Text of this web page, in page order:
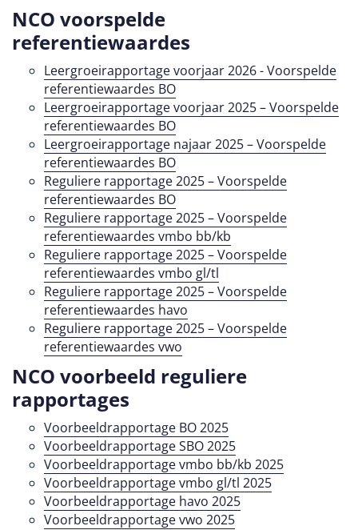
NCO voorspelde
referentiewaardes
Leergroeirapportage voorjaar 2026 - Voorspelde
referentiewaardes BO
Leergroeirapportage voorjaar 2025 – Voorspelde
referentiewaardes BO
Leergroeirapportage najaar 2025 – Voorspelde
referentiewaardes BO
Reguliere rapportage 2025 – Voorspelde
referentiewaardes BO
Reguliere rapportage 2025 – Voorspelde
referentiewaardes vmbo bb/kb
Reguliere rapportage 2025 – Voorspelde
referentiewaardes vmbo gl/tl
Reguliere rapportage 2025 – Voorspelde
referentiewaardes havo
Reguliere rapportage 2025 – Voorspelde
referentiewaardes vwo
NCO voorbeeld reguliere
rapportages
Voorbeeldrapportage BO 2025
Voorbeeldrapportage SBO 2025
Voorbeeldrapportage vmbo bb/kb 2025
Voorbeeldrapportage vmbo gl/tl 2025
Voorbeeldrapportage havo 2025
Voorbeeldrapportage vwo 2025